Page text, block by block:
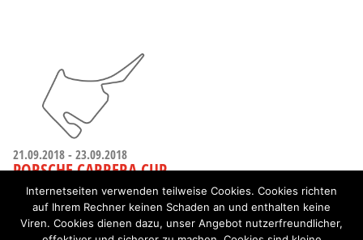
21.09.2018 - 23.09.2018
PORSCHE CARRERA CUP
HOCKENHEIM
Internetseiten verwenden teilweise Cookies. Cookies richten
auf Ihrem Rechner keinen Schaden an und enthalten keine
Viren. Cookies dienen dazu, unser Angebot nutzerfreundlicher,